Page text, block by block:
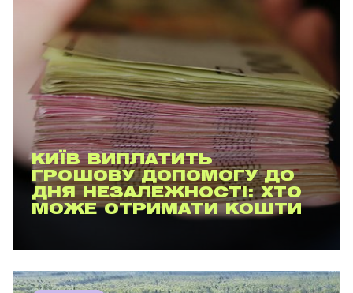
КИЇВ ВИПЛАТИТЬ
ГРОШОВУ ДОПОМОГУ ДО
ДНЯ НЕЗАЛЕЖНОСТІ: ХТО
МОЖЕ ОТРИМАТИ КОШТИ